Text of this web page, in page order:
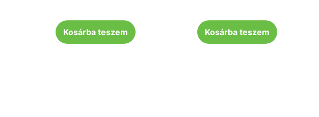
Kosárba teszem Kosárba teszem